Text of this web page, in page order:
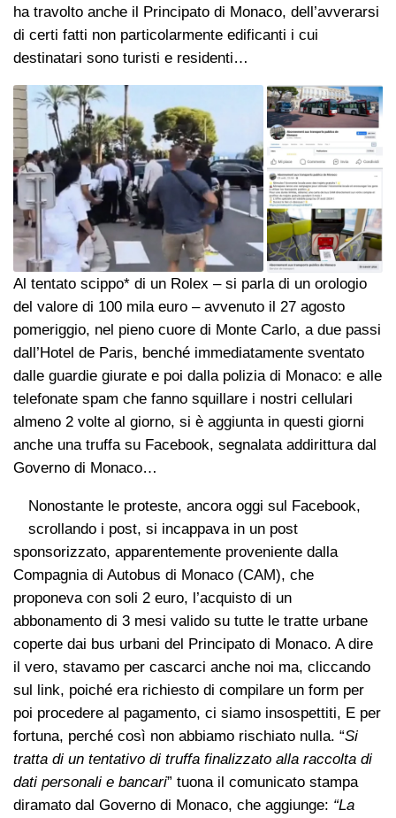
ha travolto anche il Principato di Monaco, dell’avverarsi
di certi fatti non particolarmente edificanti i cui
destinatari sono turisti e residenti…
Al tentato scippo* di un Rolex – si parla di un orologio
del valore di 100 mila euro – avvenuto il 27 agosto
pomeriggio, nel pieno cuore di Monte Carlo, a due passi
dall’Hotel de Paris, benché immediatamente sventato
dalle guardie giurate e poi dalla polizia di Monaco: e alle
telefonate spam che fanno squillare i nostri cellulari
almeno 2 volte al giorno, si è aggiunta in questi giorni
anche una truffa su Facebook, segnalata addirittura dal
Governo di Monaco…
Nonostante le proteste, ancora oggi sul Facebook,
scrollando i post, si incappava in un post
sponsorizzato, apparentemente proveniente dalla
Compagnia di Autobus di Monaco (CAM), che
proponeva con soli 2 euro, l’acquisto di un
abbonamento di 3 mesi valido su tutte le tratte urbane
coperte dai bus urbani del Principato di Monaco. A dire
il vero, stavamo per cascarci anche noi ma, cliccando
sul link, poiché era richiesto di compilare un form per
poi procedere al pagamento, ci siamo insospettiti, E per
fortuna, perché così non abbiamo rischiato nulla. “Si
tratta di un tentativo di truffa finalizzato alla raccolta di
dati personali e bancari” tuona il comunicato stampa
diramato dal Governo di Monaco, che aggiunge: “La